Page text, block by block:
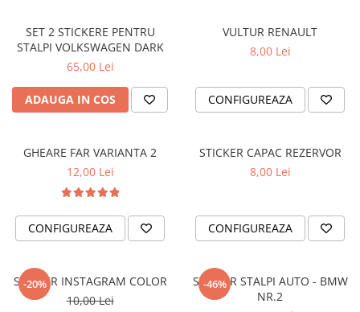
LOW STICKERS
PARASOLARE
PAUL WALKER STICKER
PENTRU FETE
SETURI STICKERE
STICKERE CAPAC REZERVOR
STICKERE CRĂCIUN
STICKERE CU ANIMALE
STICKERE JDM
STICKERE PENTRU CAPOTA
SET 2 STICKERE PENTRU
STALPI VOLKSWAGEN DARK
65,00 Lei
ADAUGA IN COS
VULTUR RENAULT
8,00 Lei
CONFIGUREAZA
GHEARE FAR VARIANTA 2
12,00 Lei
CONFIGUREAZA
STICKER CAPAC REZERVOR
8,00 Lei
CONFIGUREAZA
-20%
STICKER INSTAGRAM COLOR
10,00 Lei
-46%
STICKER STALPI AUTO - BMW
NR.2